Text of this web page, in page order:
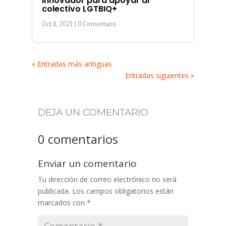
colectivo LGTBIQ+
Oct 8, 2021 | 0 Comentario
« Entradas más antiguas
Entradas siguientes »
DEJA UN COMENTARIO
0 comentarios
Enviar un comentario
Tu dirección de correo electrónico no será
publicada. Los campos obligatorios están
marcados con *